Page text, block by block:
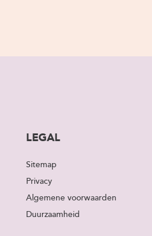
LEGAL
Sitemap
Privacy
Algemene voorwaarden
Duurzaamheid